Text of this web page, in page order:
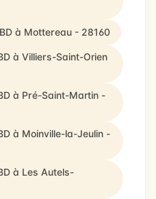
à Mottereau - 28160
à Villiers-Saint-Orien
à Pré-Saint-Martin -
à Moinville-la-Jeulin -
à Les Autels-